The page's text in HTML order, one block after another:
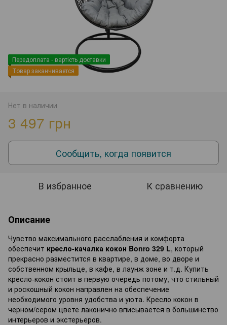
Передоплата - вартість доставки
Товар заканчивается
Нет в наличии
3 497 грн
Сообщить, когда появится
В избранное К сравнению
Описание
Чувство максимального расслабления и комфорта
обеспечит кресло-качалка кокон Bonro 329 L, который
прекрасно разместится в квартире, в доме, во дворе и
собственном крыльце, в кафе, в лаунж зоне и т.д. Купить
кресло-кокон стоит в первую очередь потому, что стильный
и роскошный кокон направлен на обеспечение
необходимого уровня удобства и уюта. Кресло кокон в
черном/сером цвете лаконично вписывается в большинство
интерьеров и экстерьеров.